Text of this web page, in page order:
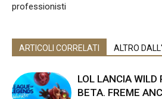
professionisti
ARTICOLI CORRELATI ALTRO
LOL LANCIA WILD
BETA. FREME